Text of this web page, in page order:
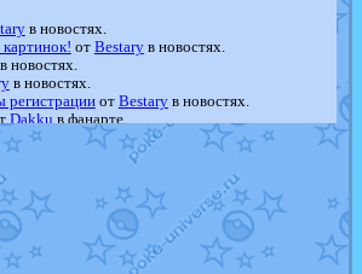
в новостях.
от Bestaryв новостях.
новостях.
в новостях.
регистрацииот Bestaryв новостях.
Dakku в фанарте.
в фанарте.
в фанарте.
Randomon
в фанарте.
в фанарте.
в фанарте.